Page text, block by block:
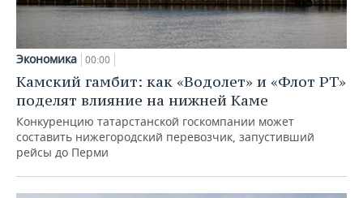
Экономика 00:00
Камский гамбит: как «Водолет» и «Флот РТ»
поделят влияние на нижней Каме
Конкуренцию татарстанской госкомпании может
составить нижегородский перевозчик, запустивший
рейсы до Перми